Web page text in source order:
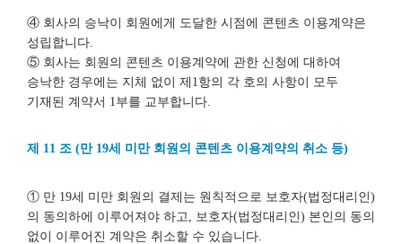
④ 회사의 승낙이 회원에게 도달한 시점에 콘텐츠 이용계약은
성립합니다.
⑤ 회사는 회원의 콘텐츠 이용계약에 관한 신청에 대하여
승낙한 경우에는 지체 없이 제1항의 각 호의 사항이 모두
기재된 계약서 1부를 교부합니다.
제 11 조 (만 19세 미만 회원의 콘텐츠 이용계약의 취소 등)
① 만 19세 미만 회원의 결제는 원칙적으로 보호자(법정대리인)
의 동의하에 이루어져야 하고, 보호자(법정대리인) 본인의 동의
없이 이루어진 계약은 취소할 수 있습니다.